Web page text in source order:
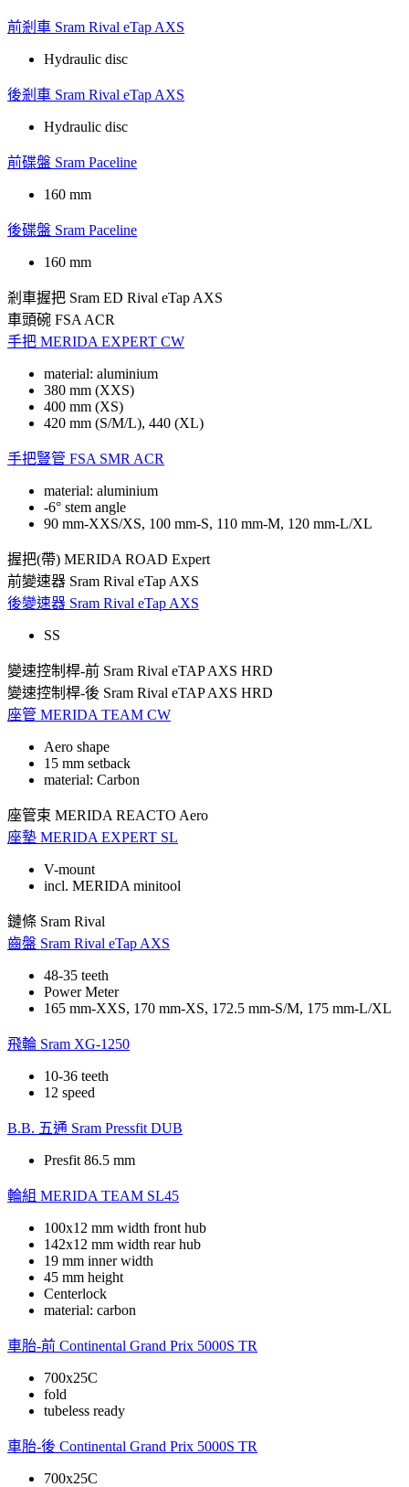
前剎車 Sram Rival eTap AXS
Hydraulic disc
後剎車 Sram Rival eTap AXS
Hydraulic disc
前碟盤 Sram Paceline
160 mm
後碟盤 Sram Paceline
160 mm
剎車握把 Sram ED Rival eTap AXS
車頭碗 FSA ACR
手把 MERIDA EXPERT CW
material: aluminium
380 mm (XXS)
400 mm (XS)
420 mm (S/M/L), 440 (XL)
手把豎管 FSA SMR ACR
material: aluminium
-6° stem angle
90 mm-XXS/XS, 100 mm-S, 110 mm-M, 120 mm-L/XL
握把(帶) MERIDA ROAD Expert
前變速器 Sram Rival eTap AXS
後變速器 Sram Rival eTap AXS
SS
變速控制桿-前 Sram Rival eTAP AXS HRD
變速控制桿-後 Sram Rival eTAP AXS HRD
座管 MERIDA TEAM CW
Aero shape
15 mm setback
material: Carbon
座管束 MERIDA REACTO Aero
座墊 MERIDA EXPERT SL
V-mount
incl. MERIDA minitool
鏈條 Sram Rival
齒盤 Sram Rival eTap AXS
48-35 teeth
Power Meter
165 mm-XXS, 170 mm-XS, 172.5 mm-S/M, 175 mm-L/XL
飛輪 Sram XG-1250
10-36 teeth
12 speed
B.B. 五通 Sram Pressfit DUB
Presfit 86.5 mm
輪組 MERIDA TEAM SL45
100x12 mm width front hub
142x12 mm width rear hub
19 mm inner width
45 mm height
Centerlock
material: carbon
車胎-前 Continental Grand Prix 5000S TR
700x25C
fold
tubeless ready
車胎-後 Continental Grand Prix 5000S TR
700x25C